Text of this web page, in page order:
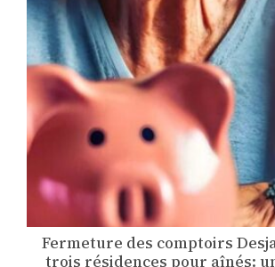
Fermeture des comptoirs
trois résidences pour aînés: